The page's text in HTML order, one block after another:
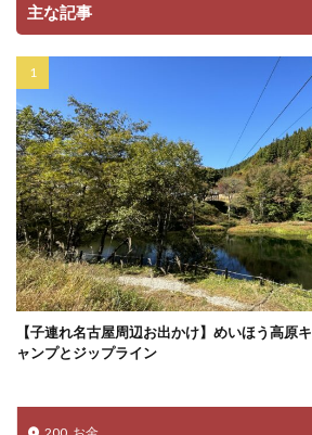
主な記事
【子連れ名古屋周辺お出かけ】めいほう高原
ャンプとジップライン